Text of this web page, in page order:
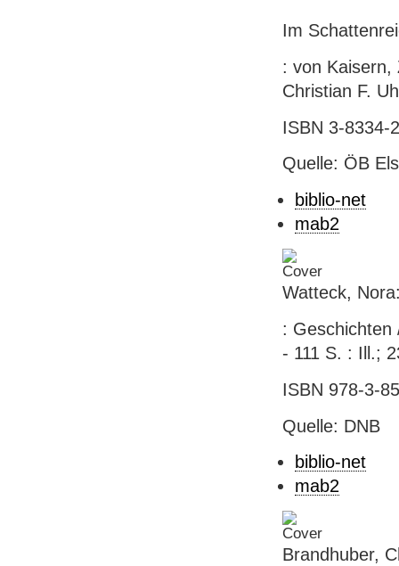
Im
: von Kaisern,
Christian F.
ISBN 3-8334-
Quelle: ÖB
biblio-net
mab2
Watteck,
: Geschichten
- 111 S. : Ill.;
ISBN 978-3-
Quelle: DNB
biblio-net
mab2
Brandhuber,